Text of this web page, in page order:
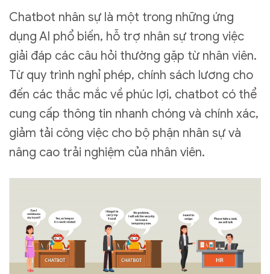
Chatbot nhân sự là một trong những ứng
dụng AI phổ biến, hỗ trợ nhân sự trong việc
giải đáp các câu hỏi thường gặp từ nhân viên.
Từ quy trình nghỉ phép, chính sách lương cho
đến các thắc mắc về phúc lợi, chatbot có thể
cung cấp thông tin nhanh chóng và chính xác,
giảm tải công việc cho bộ phận nhân sự và
nâng cao trải nghiệm của nhân viên.